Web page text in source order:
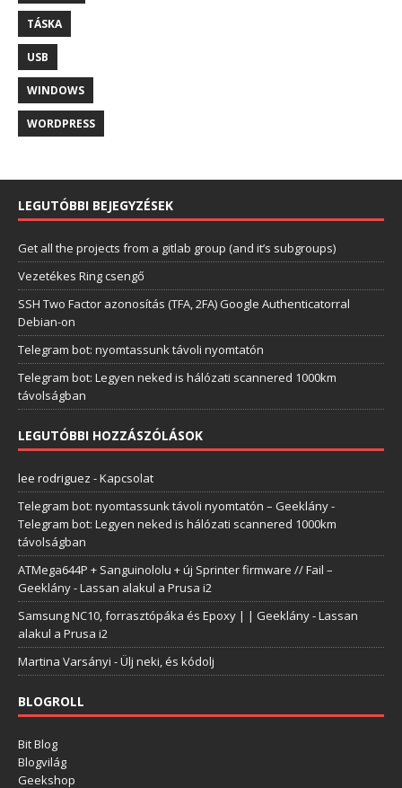
TÁSKA
USB
WINDOWS
WORDPRESS
LEGUTÓBBI BEJEGYZÉSEK
Get all the projects from a gitlab group (and it’s subgroups)
Vezetékes Ring csengő
SSH Two Factor azonosítás (TFA, 2FA) Google Authenticatorral
Debian-on
Telegram bot: nyomtassunk távoli nyomtatón
Telegram bot: Legyen neked is hálózati scannered 1000km
távolságban
LEGUTÓBBI HOZZÁSZÓLÁSOK
lee rodriguez -Kapcsolat
Telegram bot: nyomtassunk távoli nyomtatón – Geeklány-
Telegram bot: Legyen neked is hálózati scannered 1000km
távolságban
ATMega644P + Sanguinololu + új Sprinter firmware // Fail –
Geeklány-Lassan alakul a Prusa i2
Samsung NC10, forrasztópáka és Epoxy | | Geeklány-Lassan
alakul a Prusa i2
Martina Varsányi -Ülj neki, és kódolj
BLOGROLL
Bit Blog
Blogvilág
Geekshop